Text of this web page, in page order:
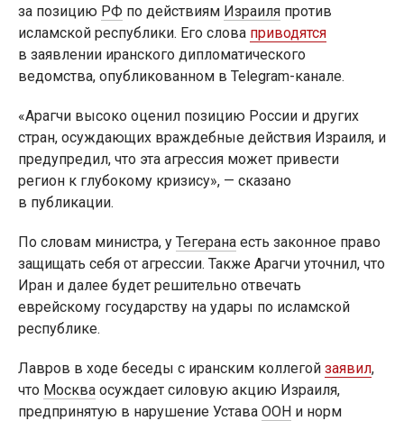
за позицию РФ по действиям Израиля против
исламской республики. Его слова приводятся
в заявлении иранского дипломатического
ведомства, опубликованном в Telegram-канале.
«Арагчи высоко оценил позицию России и других
стран, осуждающих враждебные действия Израиля, и
предупредил, что эта агрессия может привести
регион к глубокому кризису», — сказано
в публикации.
По словам министра, у Тегерана есть законное право
защищать себя от агрессии. Также Арагчи уточнил, что
Иран и далее будет решительно отвечать
еврейскому государству на удары по исламской
республике.
Лавров в ходе беседы с иранским коллегой заявил,
что Москва осуждает силовую акцию Израиля,
предпринятую в нарушение Устава ООН и норм